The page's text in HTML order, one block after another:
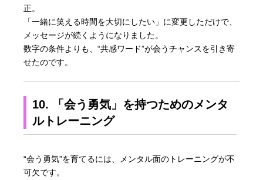
正。
「一緒に笑える時間を大切にしたい」に変更しただけで、
メッセージが続くようになりました。
数字の条件よりも、“共感ワード”が会うチャンスを引き寄
せたのです。
10. 「会う勇気」を持つためのメンタ
ルトレーニング
“会う勇気”を育てるには、メンタル面のトレーニングが不
可欠です。